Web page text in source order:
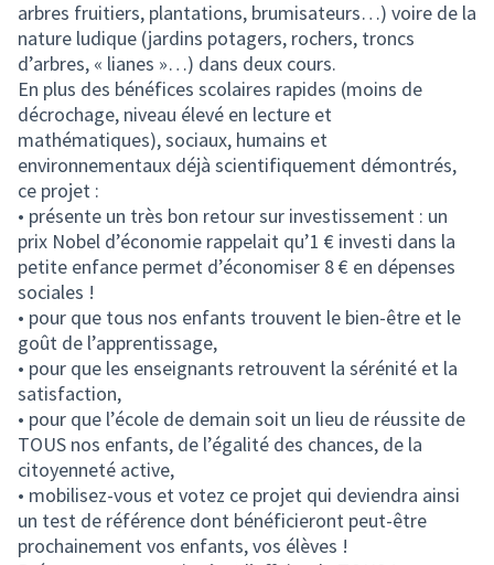
arbres fruitiers, plantations, brumisateurs…) voire de la
nature ludique (jardins potagers, rochers, troncs
d’arbres, « lianes »…) dans deux cours.
En plus des bénéfices scolaires rapides (moins de
décrochage, niveau élevé en lecture et
mathématiques), sociaux, humains et
environnementaux déjà scientifiquement démontrés,
ce projet :
• présente un très bon retour sur investissement : un
prix Nobel d’économie rappelait qu’1 € investi dans la
petite enfance permet d’économiser 8 € en dépenses
sociales !
• pour que tous nos enfants trouvent le bien-être et le
goût de l’apprentissage,
• pour que les enseignants retrouvent la sérénité et la
satisfaction,
• pour que l’école de demain soit un lieu de réussite de
TOUS nos enfants, de l’égalité des chances, de la
citoyenneté active,
• mobilisez-vous et votez ce projet qui deviendra ainsi
un test de référence dont bénéficieront peut-être
prochainement vos enfants, vos élèves !